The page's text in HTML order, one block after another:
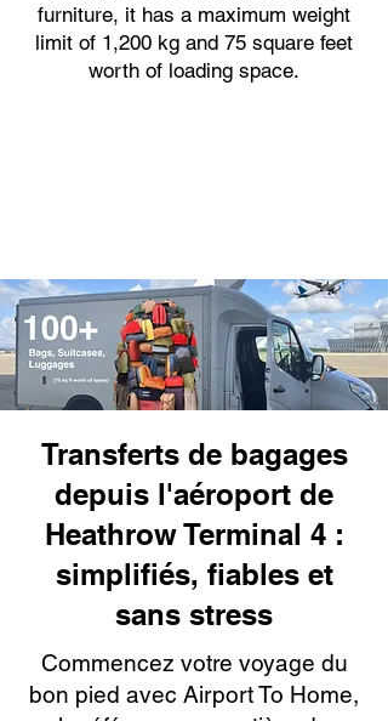
furniture, it has a maximum weight
limit of 1,200 kg and 75 square feet
worth of loading space.
Transferts de bagages
depuis l'aéroport de
Heathrow Terminal 4 :
simplifiés, fiables et
sans stress
Commencez votre voyage du
bon pied avec Airport To Home,